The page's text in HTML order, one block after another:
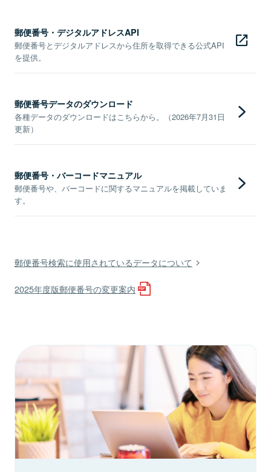
郵便番号・デジタルアドレスAPI
郵便番号とデジタルアドレスから住所を取得できる公式API
を提供。
郵便番号データのダウンロード
各種データのダウンロードはこちらから。（2026年7月31日
更新）
郵便番号・バーコードマニュアル
郵便番号や、バーコードに関するマニュアルを掲載していま
す。
郵便番号検索に使用されているデータについて
2025年度版郵便番号の変更案内